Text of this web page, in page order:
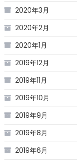
2020年3月
2020年2月
2020年1月
2019年12月
2019年11月
2019年10月
2019年9月
2019年8月
2019年6月